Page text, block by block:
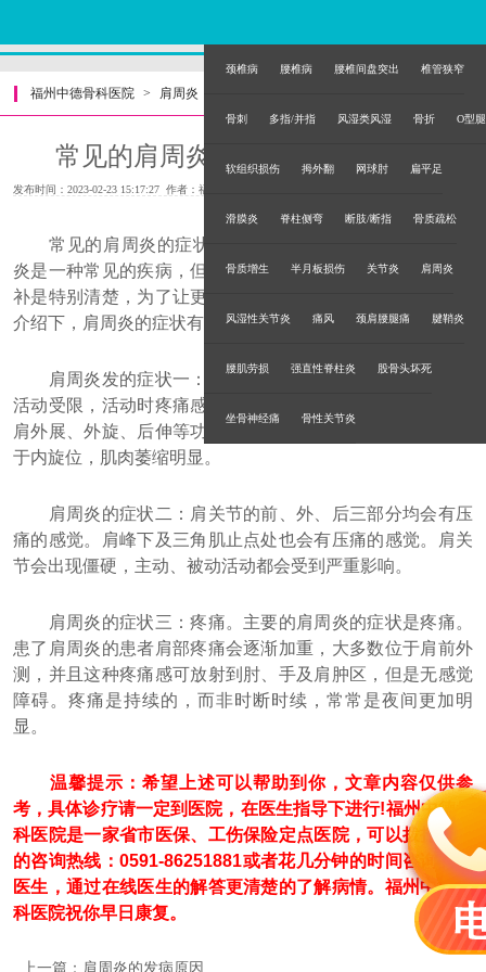
颈椎病 腰椎病 腰椎间盘突出 椎管狭窄
骨刺 多指/并指 风湿类风湿 骨折 O型腿
软组织损伤 拇外翻 网球肘 扁平足
滑膜炎 脊柱侧弯 断肢/断指 骨质疏松
骨质增生 半月板损伤 关节炎 肩周炎
风湿性关节炎 痛风 颈肩腰腿痛 腱鞘炎
腰肌劳损 强直性脊柱炎 股骨头坏死
坐骨神经痛 骨性关节炎
福州中德骨科医院 > 肩周炎
常见的肩周炎的症状有哪些表现?
发布时间：2023-02-23 15:17:27 作者：福州中德骨科医院
常见的肩周炎的症状有哪些表现?专家指出，虽然肩周
炎是一种常见的疾病，但是人们对肩周炎的症状了解的一恶
补是特别清楚，为了让更多的人了解肩周炎，下面就给大家
介绍下，肩周炎的症状有哪些。
肩周炎发的症状一：功能障碍。肩周炎患者会出现肩部
活动受限，活动时疼痛感十分明显。肩周炎的症状主要是以
肩外展、外旋、后伸等功能受限为主。当疾病严重时，肩处
于内旋位，肌肉萎缩明显。
肩周炎的症状二：肩关节的前、外、后三部分均会有压
痛的感觉。肩峰下及三角肌止点处也会有压痛的感觉。肩关
节会出现僵硬，主动、被动活动都会受到严重影响。
肩周炎的症状三：疼痛。主要的肩周炎的症状是疼痛。
患了肩周炎的患者肩部疼痛会逐渐加重，大多数位于肩前外
测，并且这种疼痛感可放射到肘、手及肩肿区，但是无感觉
障碍。疼痛是持续的，而非时断时续，常常是夜间更加明
显。
温馨提示：希望上述可以帮助到你，文章内容仅供参
考，具体诊疗请一定到医院，在医生指导下进行!福州中德骨
科医院是一家省市医保、工伤保险定点医院，可以拨打我们
的咨询热线：0591-86251881或者花几分钟的时间咨询在线
医生，通过在线医生的解答更清楚的了解病情。福州中德骨
科医院祝你早日康复。
上一篇： 肩周炎的发病原因